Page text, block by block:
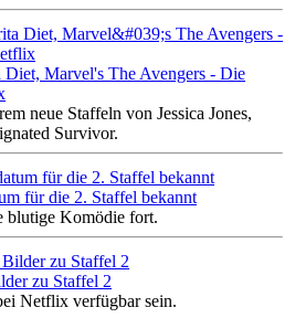
Diet, Marvel's The Avengers - Die
neue Staffeln von Jessica Jones,
Survivor.
für die 2. Staffel bekannt
blutige Komödie fort.
zu Staffel 2
Netflix verfügbar sein.